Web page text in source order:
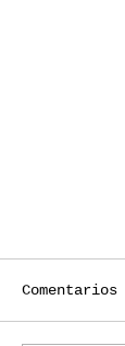
Comentarios